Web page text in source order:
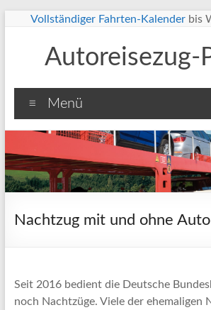
Vollständiger Fahrten-Kalenderbis
Autoreisezug-
Menü
Nachtzug mit und ohne Auto
Seit 2016 bedient die Deutsche
noch Nachtzüge. Viele der ehemaligen